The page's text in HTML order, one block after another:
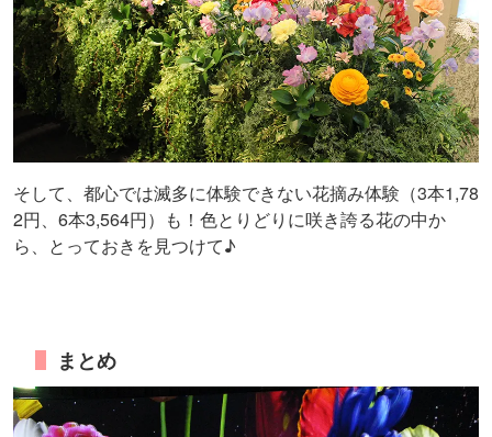
そして、都心では滅多に体験できない花摘み体験（3本1,78
2円、6本3,564円）も！色とりどりに咲き誇る花の中か
ら、とっておきを見つけて♪
まとめ